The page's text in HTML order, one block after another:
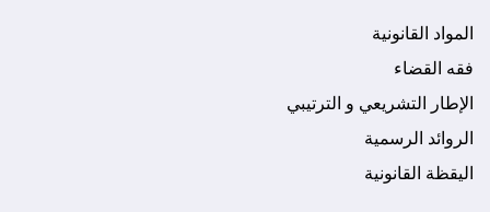
المواد القانونية
فقه القضاء
الإطار التشريعي و الترتيبي
الروائد الرسمية
اليقظة القانونية